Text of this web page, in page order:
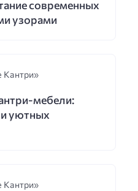
современных
узорами
Кантри»
мебели:
уютных
Кантри»